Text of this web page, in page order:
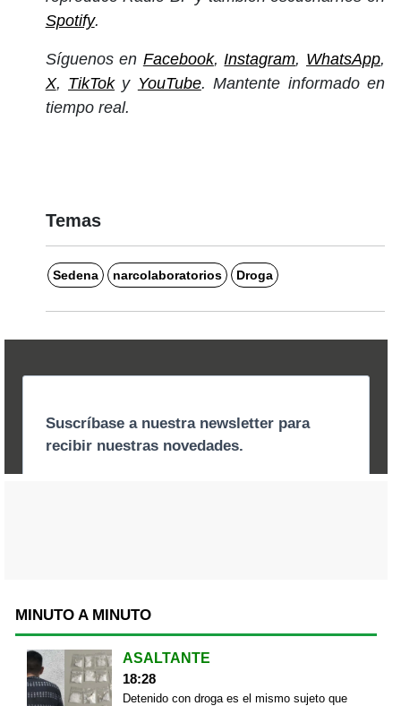
Spotify.
Síguenos en Facebook, Instagram, WhatsApp,
X, TikToky YouTube. Mantente informado en
tiempo real.
Temas
Sedena narcolaboratorios Droga
MINUTO A MINUTO
ASALTANTE
18:28
Detenido con droga es el mismo sujeto que